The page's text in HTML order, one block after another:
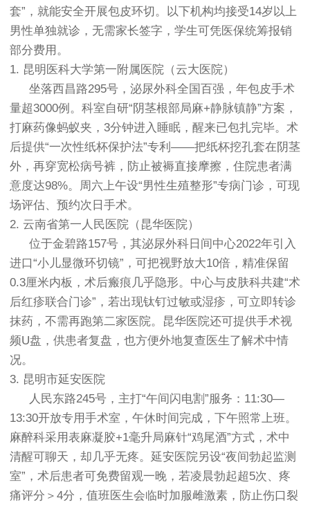
套”，就能安全开展包皮环切。以下机构均接受14岁以上
男性单独就诊，无需家长签字，学生可凭医保统筹报销
部分费用。
1. 昆明医科大学第一附属医院（云大医院）
坐落西昌路295号，泌尿外科全国百强，年包皮手术
量超3000例。科室自研“阴茎根部局麻+静脉镇静”方案，
打麻药像蚂蚁夹，3分钟进入睡眠，醒来已包扎完毕。术
后提供“一次性纸杯保护法”专利——把纸杯挖孔套在阴茎
外，再穿宽松病号裤，防止被褥直接摩擦，住院患者满
意度达98%。周六上午设“男性生殖整形”专病门诊，可现
场评估、预约次日手术。
2. 云南省第一人民医院（昆华医院）
位于金碧路157号，其泌尿外科日间中心2022年引入
进口“小儿显微环切镜”，可把视野放大10倍，精准保留
0.3厘米内板，术后瘢痕几乎隐形。中心与皮肤科共建“术
后红疹联合门诊”，若出现钛钉过敏或湿疹，可立即转诊
抹药，不需再跑第二家医院。昆华医院还可提供手术视
频U盘，供患者复盘，也方便外地复查医生了解术中情
况。
3. 昆明市延安医院
人民东路245号，主打“午间闪电割”服务：11:30—
13:30开放专用手术室，午休时间完成，下午照常上班。
麻醉科采用表麻凝胶+1毫升局麻针“鸡尾酒”方式，术中
清醒可聊天，却几乎无疼。延安医院另设“夜间勃起监测
室”，术后患者可免费留观一晚，若凌晨勃起超5次、疼
痛评分＞4分，值班医生会临时加服雌激素，防止伤口裂